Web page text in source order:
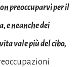
preoccuparvi per il
e neanche dei
vale più del cibo,